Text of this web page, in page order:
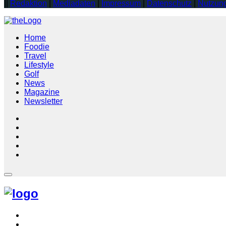
Redaktion Mediadaten Impressum Datenschutz
Home
Foodie
Travel
Lifestyle
Golf
News
Magazine
Newsletter